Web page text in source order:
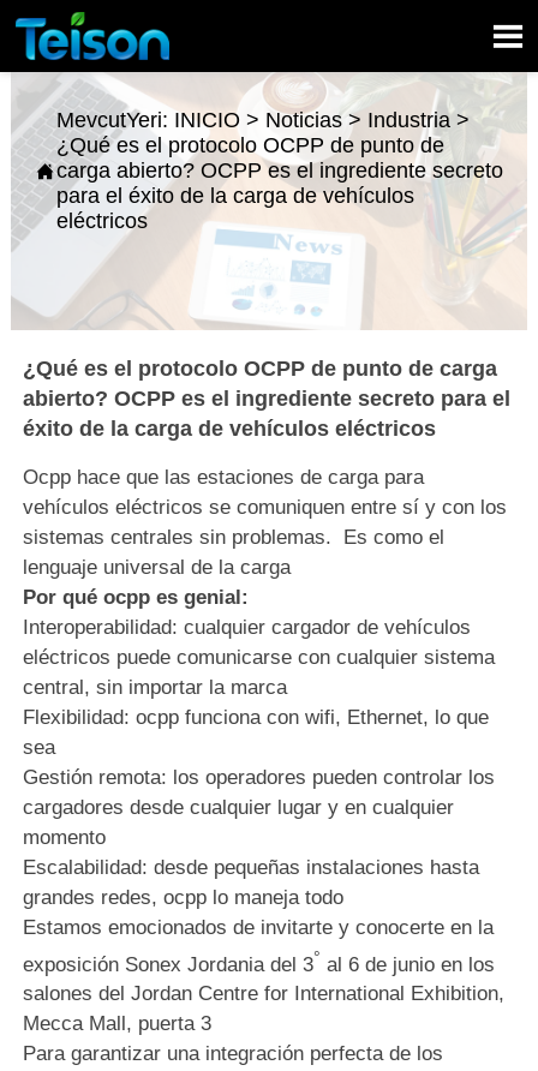


MevcutYeri: INICIO> Noticias> Industria>
¿Qué es el protocolo OCPP de punto de
carga abierto? OCPP es el ingrediente secreto
para el éxito de la carga de vehículos
eléctricos
¿Qué es el protocolo OCPP de punto de carga
abierto? OCPP es el ingrediente secreto para el
éxito de la carga de vehículos eléctricos
Ocpp hace que las estaciones de carga para
vehículos eléctricos se comuniquen entre sí y con los
sistemas centrales sin problemas. Es como el
lenguaje universal de la carga
Por qué ocpp es genial:
Interoperabilidad: cualquier cargador de vehículos
eléctricos puede comunicarse con cualquier sistema
central, sin importar la marca
Flexibilidad: ocpp funciona con wifi, Ethernet, lo que
sea
Gestión remota: los operadores pueden controlar los
cargadores desde cualquier lugar y en cualquier
momento
Escalabilidad: desde pequeñas instalaciones hasta
grandes redes, ocpp lo maneja todo
Estamos emocionados de invitarte y conocerte en la
exposición Sonex Jordania del 3° al 6 de junio en los
salones del Jordan Centre for International Exhibition,
Mecca Mall, puerta 3
Para garantizar una integración perfecta de los